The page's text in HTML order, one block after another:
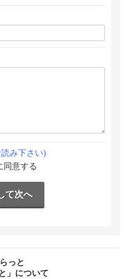
み下さい)
同意する
っと
」について